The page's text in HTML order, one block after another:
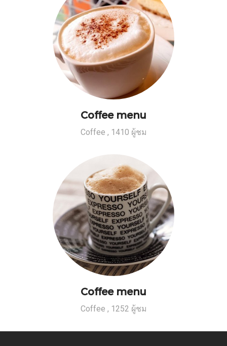
Coffee menu
Coffee , 1410 ผู้ชม
Coffee menu
Coffee , 1252 ผู้ชม